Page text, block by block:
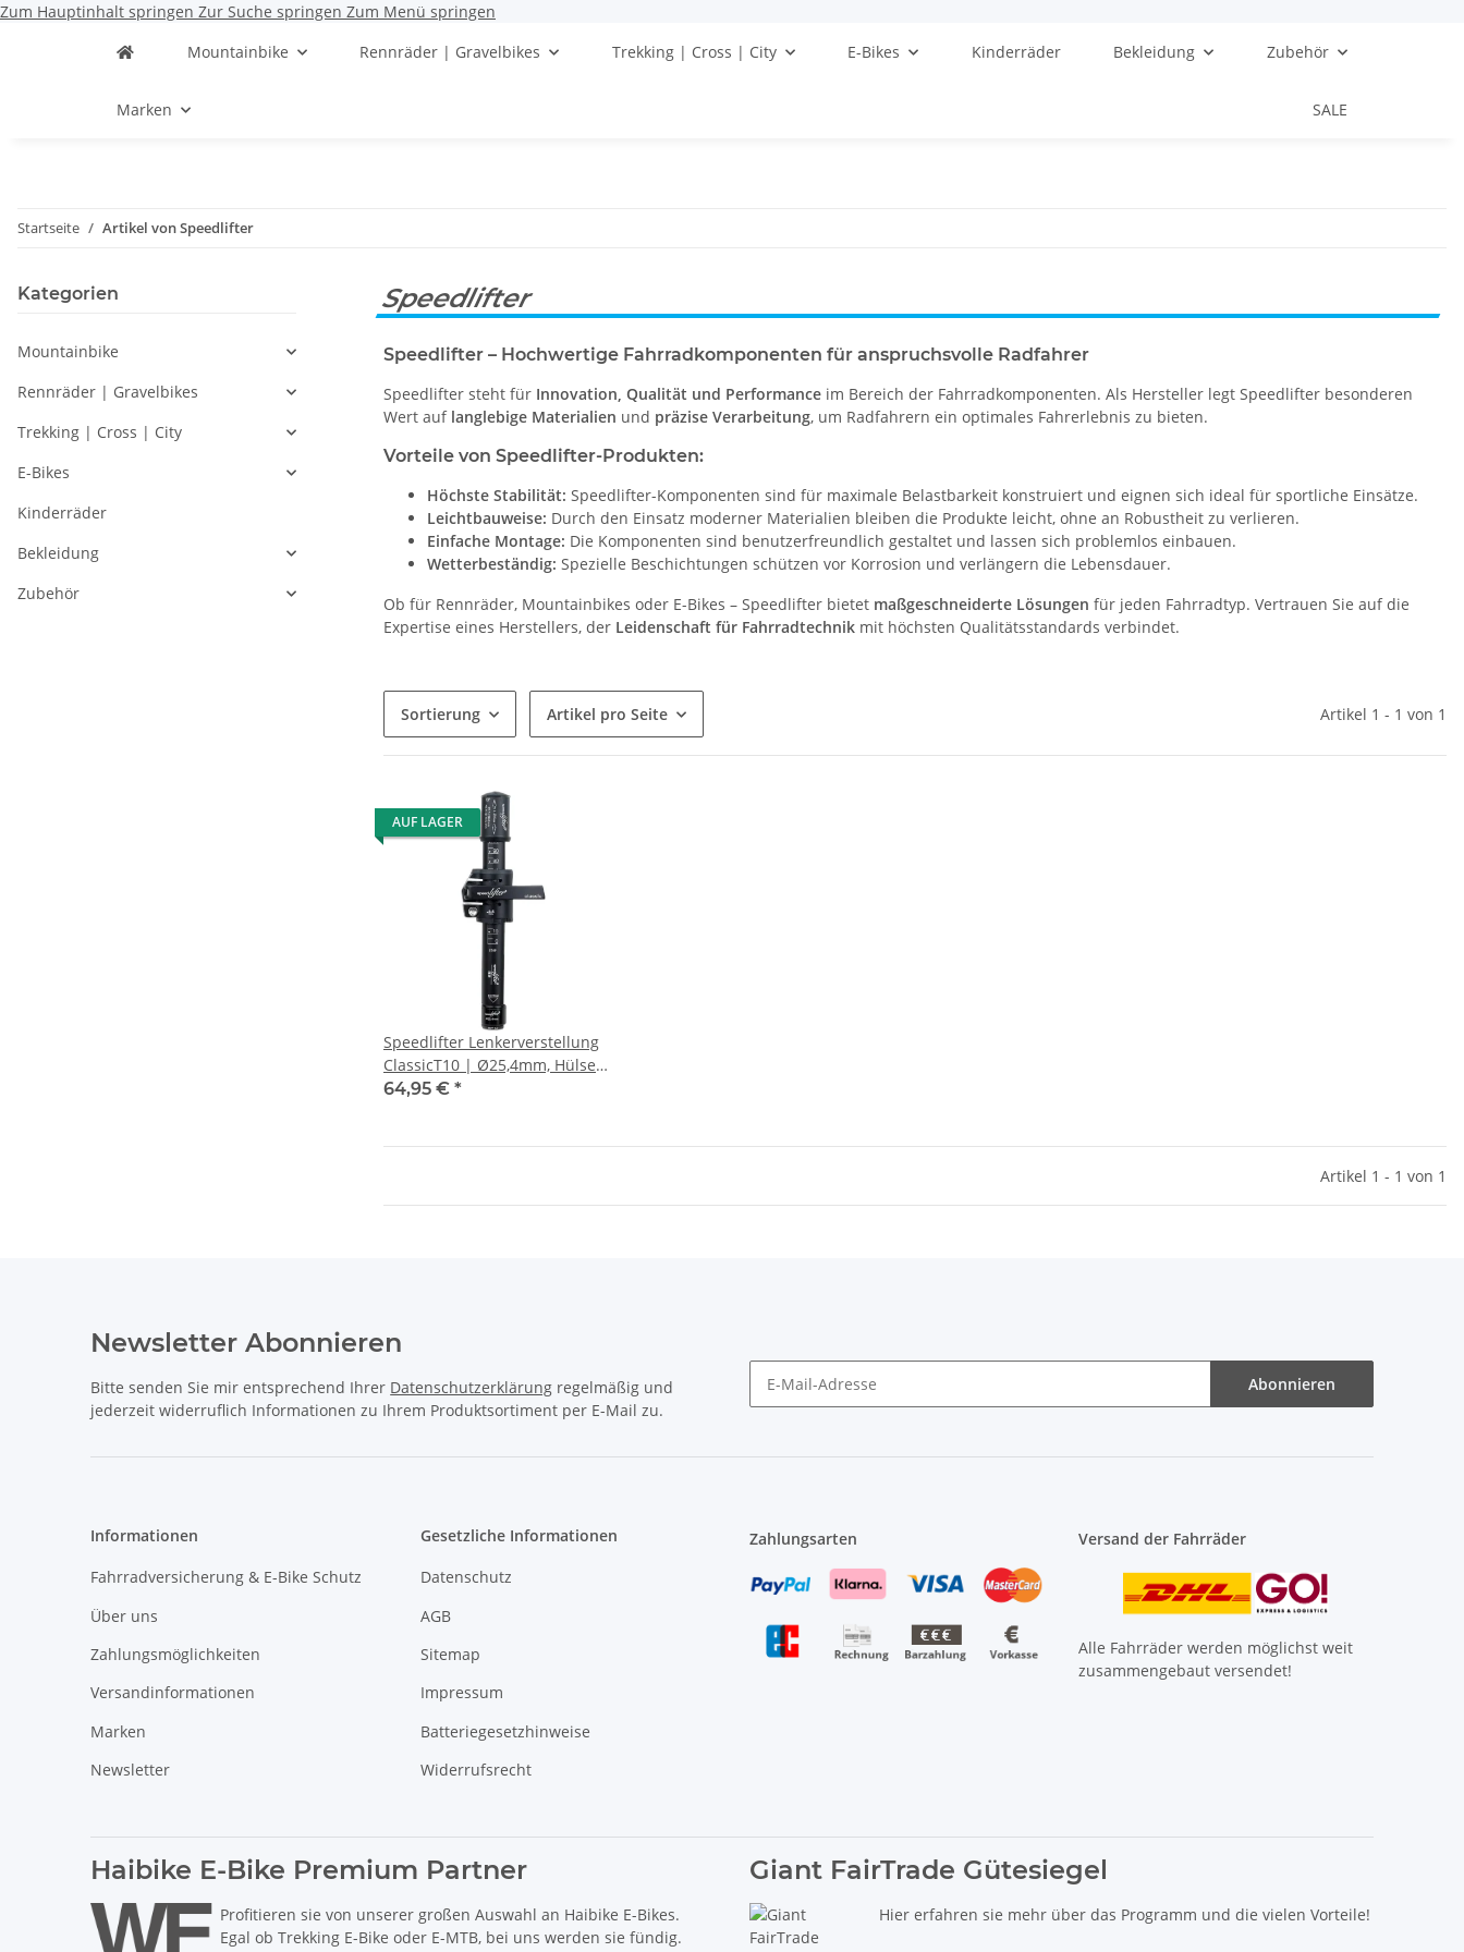
Zum Hauptinhalt springen Zur Suche springen Zum Menü springen
Mountainbike
Rennräder | Gravelbikes Trekking | Cross | City E-Bikes Kinderräder Bekleidung Zubehör
Marken SALE
Startseite Artikel von Speedlifter
Speedlifter
Speedlifter – Hochwertige Fahrradkomponenten für anspruchsvolle Radfahrer
Speedlifter steht für Innovation, Qualität und Performance im Bereich der Fahrradkomponenten. Als Hersteller legt Speedlifter besonderen
Wert auf langlebige Materialien und präzise Verarbeitung, um Radfahrern ein optimales Fahrerlebnis zu bieten.
Vorteile von Speedlifter-Produkten:
Höchste Stabilität: Speedlifter-Komponenten sind für maximale Belastbarkeit konstruiert und eignen sich ideal für sportliche Einsätze.
Leichtbauweise: Durch den Einsatz moderner Materialien bleiben die Produkte leicht, ohne an Robustheit zu verlieren.
Einfache Montage: Die Komponenten sind benutzerfreundlich gestaltet und lassen sich problemlos einbauen.
Wetterbeständig: Spezielle Beschichtungen schützen vor Korrosion und verlängern die Lebensdauer.
Ob für Rennräder, Mountainbikes oder E-Bikes – Speedlifter bietet maßgeschneiderte Lösungen für jeden Fahrradtyp. Vertrauen Sie auf die
Expertise eines Herstellers, der Leidenschaft für Fahrradtechnik mit höchsten Qualitätsstandards verbindet.
Sortierung Artikel pro Seite Artikel 1 - 1 von 1
AUF LAGER
Speedlifter Lenkerverstellung
ClassicT10 | Ø25,4mm, Hülse
39,5mm, schwarz, 10cm
64,95 € *
Artikel 1 - 1 von 1
Kategorien
Mountainbike
Rennräder | Gravelbikes
Trekking | Cross | City
E-Bikes
Kinderräder
Bekleidung
Zubehör
Newsletter Abonnieren
Bitte senden Sie mir entsprechend Ihrer Datenschutzerklärung regelmäßig und
jederzeit widerruflich Informationen zu Ihrem Produktsortiment per E-Mail zu.
Abonnieren
Informationen
Fahrradversicherung & E-Bike Schutz
Über uns
Zahlungsmöglichkeiten
Versandinformationen
Marken
Newsletter
Gesetzliche Informationen
Datenschutz
AGB
Sitemap
Impressum
Batteriegesetzhinweise
Widerrufsrecht
Zahlungsarten Versand der Fahrräder
Alle Fahrräder werden möglichst weit
zusammengebaut versendet!
Haibike E-Bike Premium Partner
Profitieren sie von unserer großen Auswahl an Haibike E-Bikes.
Egal ob Trekking E-Bike oder E-MTB, bei uns werden sie fündig.
Giant FairTrade Gütesiegel
Hier erfahren sie mehr über das Programm und die vielen Vorteile!